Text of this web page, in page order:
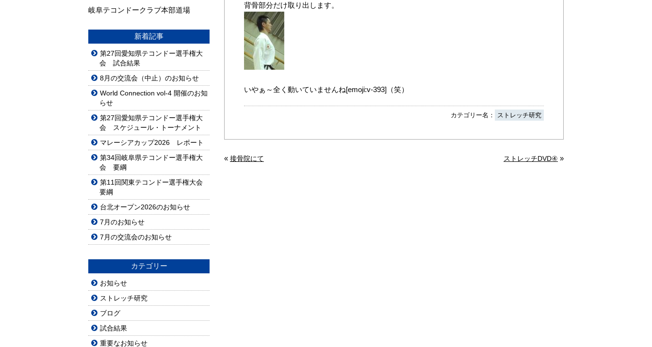
背骨部分だけ取り出します。
いやぁ～全く動いていませんね[emoji:v-393]（笑）
カテゴリー名： ストレッチ研究
« 接骨院にて ストレッチDVD④ »
岐阜テコンドークラブ本部道場
新着記事
第27回愛知県テコンドー選手権大
会 試合結果
8月の交流会（中止）のお知らせ
World Connection vol-4 開催のお知
らせ
第27回愛知県テコンドー選手権大
会 スケジュール・トーナメント
マレーシアカップ2026 レポート
第34回岐阜県テコンドー選手権大
会 要綱
第11回関東テコンドー選手権大会
要綱
台北オープン2026のお知らせ
7月のお知らせ
7月の交流会のお知らせ
カテゴリー
お知らせ
ストレッチ研究
ブログ
試合結果
重要なお知らせ